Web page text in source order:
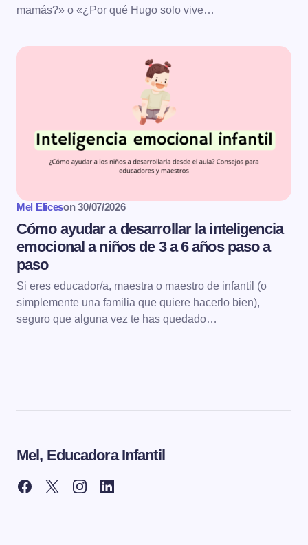
mamás?» o «¿Por qué Hugo solo vive…
Mel Eliceson 30/07/2026
Cómo ayudar a desarrollar la inteligencia
emocional a niños de 3 a 6 años paso a
paso
Si eres educador/a, maestra o maestro de infantil (o
simplemente una familia que quiere hacerlo bien),
seguro que alguna vez te has quedado…
Mel, Educadora Infantil